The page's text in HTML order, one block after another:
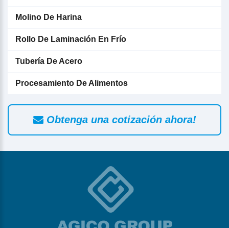
Molino De Harina
Rollo De Laminación En Frío
Tubería De Acero
Procesamiento De Alimentos
Obtenga una cotización ahora!